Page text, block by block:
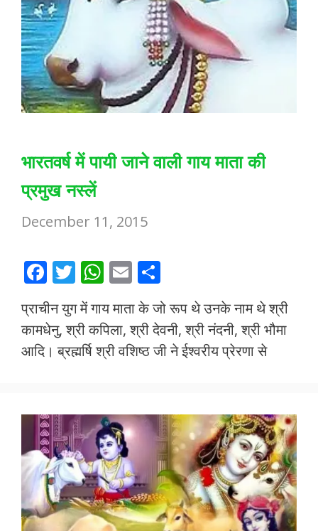
भारतवर्ष में पायी जाने वाली गाय माता की
प्रमुख नस्लें
December 11, 2015
F
ac
e
b
o
k
T
w
itt
er
W
at
s
A
p
E
m
ai
l
h
ar
e
प्राचीन युग में गाय माता के जो रूप थे उनके नाम थे श्री
कामधेनु, श्री कपिला, श्री देवनी, श्री नंदनी, श्री भौमा
आदि। ब्रह्मर्षि श्री वशिष्ठ जी ने ईश्वरीय प्रेरणा से